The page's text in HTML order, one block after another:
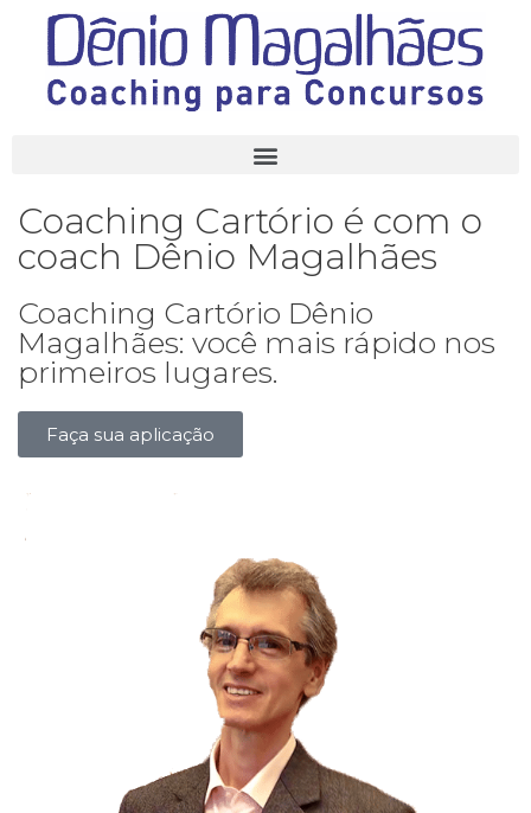
Coaching Cartório é com o
coach Dênio Magalhães
Coaching Cartório Dênio
Magalhães: você mais rápido nos
primeiros lugares.
Faça sua aplicação